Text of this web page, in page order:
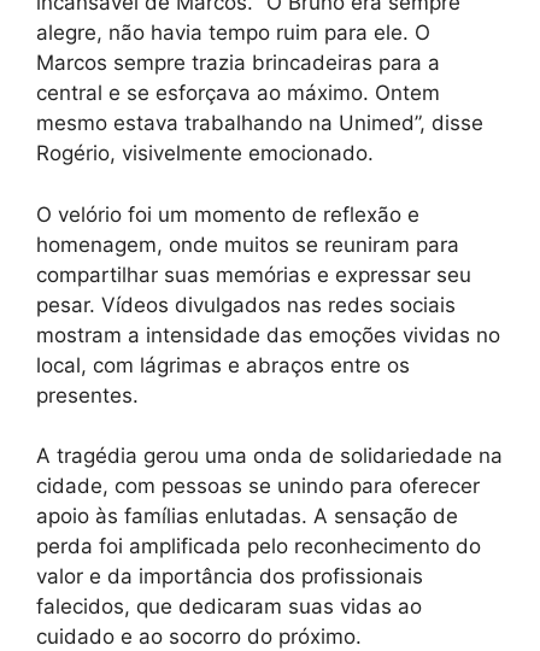
alegre, não havia tempo ruim para ele. O
Marcos sempre trazia brincadeiras para a
central e se esforçava ao máximo. Ontem
mesmo estava trabalhando na Unimed”, disse
Rogério, visivelmente emocionado.
O velório foi um momento de reflexão e
homenagem, onde muitos se reuniram para
compartilhar suas memórias e expressar seu
pesar. Vídeos divulgados nas redes sociais
mostram a intensidade das emoções vividas no
local, com lágrimas e abraços entre os
presentes.
A tragédia gerou uma onda de solidariedade na
cidade, com pessoas se unindo para oferecer
apoio às famílias enlutadas. A sensação de
perda foi amplificada pelo reconhecimento do
valor e da importância dos profissionais
falecidos, que dedicaram suas vidas ao
cuidado e ao socorro do próximo.